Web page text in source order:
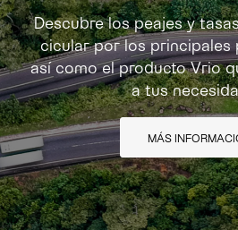
Descubre los peajes y
cicular por los principales
así como el producto Vrio
a tus
MÁS